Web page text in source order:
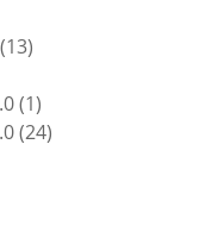
1313
11
prodotto
2424